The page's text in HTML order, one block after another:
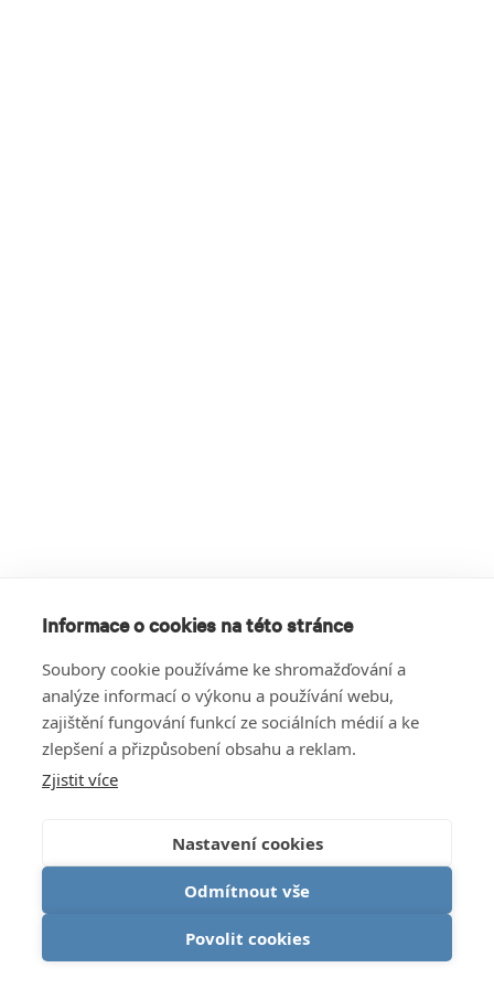
Informace o cookies na této stránce
Soubory cookie používáme ke shromažďování a
analýze informací o výkonu a používání webu,
zajištění fungování funkcí ze sociálních médií a ke
zlepšení a přizpůsobení obsahu a reklam.
Zjistit více
Nastavení cookies
Odmítnout vše
Povolit cookies